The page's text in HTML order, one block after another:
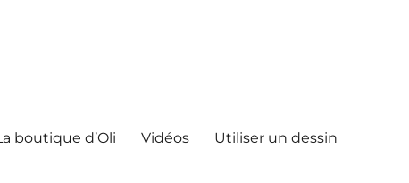
boutique d’Oli Vidéos Utiliser un dessin